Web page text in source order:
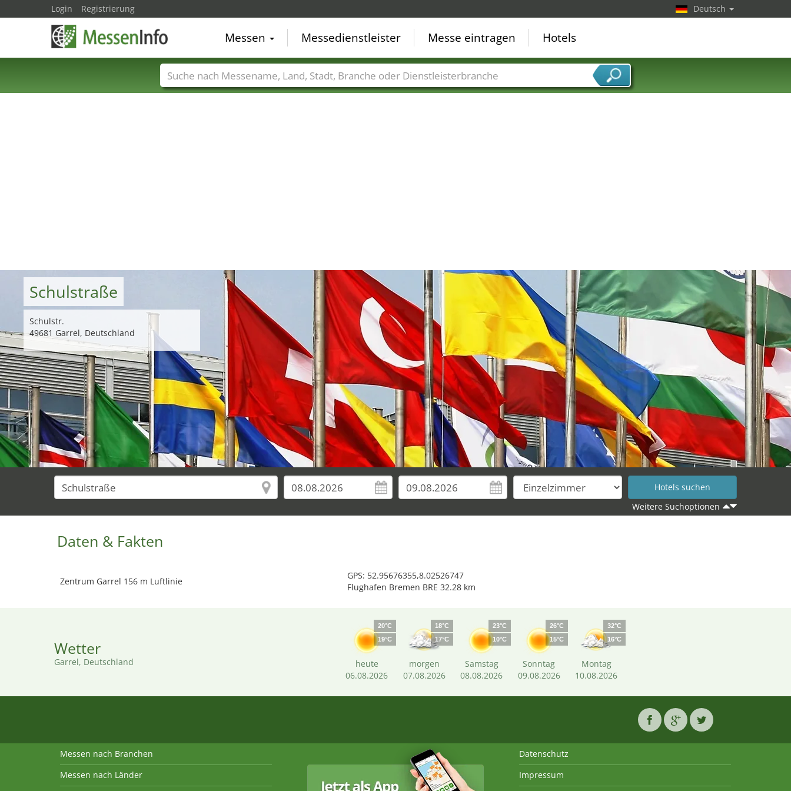
Schulstraße
Schulstr.
49681 Garrel, Deutschland
Weitere Suchoptionen
Daten & Fakten
Zentrum Garrel 156 m Luftlinie
GPS: 52.95676355,8.02526747
Flughafen Bremen BRE 32.28 km
Wetter
Garrel, Deutschland
20°C
19°C
heute
06.08.2026
18°C
17°C
morgen
07.08.2026
23°C
10°C
Samstag
08.08.2026
26°C
15°C
Sonntag
09.08.2026
32°C
16°C
Montag
10.08.2026
Login Registrierung Deutsch
Messen Messedienstleister Messe eintragen Hotels
Messenamen Länder Städte Branchen Dienstleisterbranchen
Messen nach Branchen
Messen nach Länder
Datenschutz
Impressum